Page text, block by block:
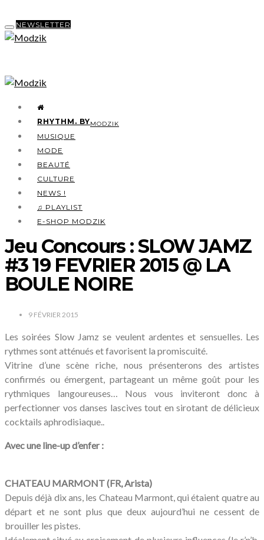
NEWSLETTER
RHYTHM. BYMODZIK
MUSIQUE
MODE
BEAUTÉ
CULTURE
NEWS !
♫ PLAYLIST
E-SHOP MODZIK
Jeu Concours : SLOW JAMZ
#3 19 FEVRIER 2015 @ LA
BOULE NOIRE
9 FÉVRIER 2015
Les soirées Slow Jamz se veulent ardentes et sensuelles. Les
rythmes sont atténués et favorisent la promiscuité.
Vitrine d’une scène riche, nous présenterons des artistes
confirmés ou émergent, partageant un même goût pour les
rythmiques langoureuses… Nous vous inviteront donc à
perfectionner vos danses lascives tout en sirotant de délicieux
cocktails aphrodisiaque..
Avec une line-up d’enfer :
CHATEAU MARMONT (FR, Arista)
Depuis déjà dix ans, les Chateau Marmont, qui étaient quatre au
départ et ne sont plus que deux aujourd’hui ne cessent de
brouiller les pistes.